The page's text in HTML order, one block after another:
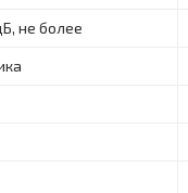
не более